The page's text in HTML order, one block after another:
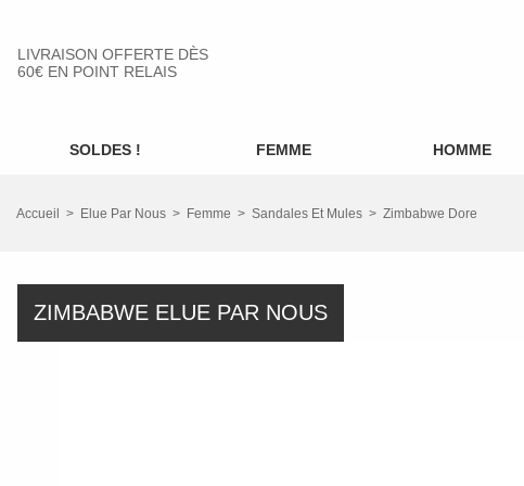
LIVRAISON OFFERTE DÈS
60€ EN POINT RELAIS
SOLDES ! FEMME HOMME
Accueil Elue Par Nous Femme Sandales Et Mules Zimbabwe Dore
ZIMBABWE ELUE PAR NOUS